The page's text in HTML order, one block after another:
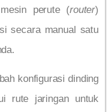
perute (router)
secara manual satu
konfigurasi dinding
rute jaringan untuk